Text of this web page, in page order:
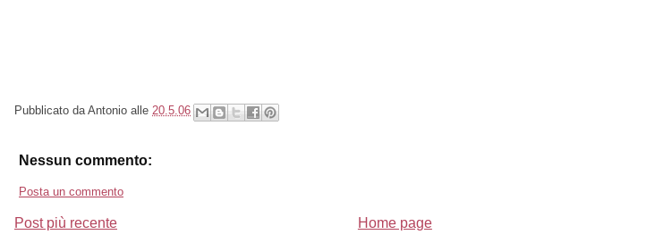
Pubblicato da Antonio alle 20.5.06
Nessun commento:
Posta un commento
Post più recente Home page